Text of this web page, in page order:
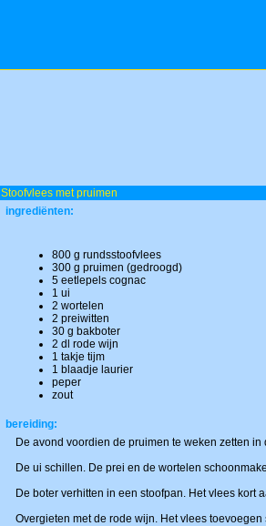
Stoofvlees met pruimen
ingrediënten:
800 g rundsstoofvlees
300 g pruimen (gedroogd)
5 eetlepels cognac
1 ui
2 wortelen
2 preiwitten
30 g bakboter
2 dl rode wijn
1 takje tijm
1 blaadje laurier
peper
zout
bereiding:
De avond voordien de pruimen te weken zetten in
De ui schillen. De prei en de wortelen
De boter verhitten in een stoofpan. Het vlees kort
Overgieten met de rode wijn. Het vlees